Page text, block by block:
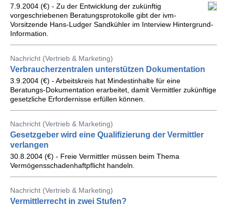
7.9.2004 (€) - Zu der Entwicklung der zukünftig
vorgeschriebenen Beratungsprotokolle gibt der ivm-
Vorsitzende Hans-Ludger Sandkühler im Interview Hintergrund-
Information.
Nachricht (Vertrieb & Marketing)
Verbraucherzentralen unterstützen Dokumentation
3.9.2004 (€) - Arbeitskreis hat Mindestinhalte für eine
Beratungs-Dokumentation erarbeitet, damit Vermittler zukünftige
gesetzliche Erfordernisse erfüllen können.
Nachricht (Vertrieb & Marketing)
Gesetzgeber wird eine Qualifizierung der Vermittler
verlangen
30.8.2004 (€) - Freie Vermittler müssen beim Thema
Vermögensschadenhaftpflicht handeln.
Nachricht (Vertrieb & Marketing)
Vermittlerrecht in zwei Stufen?